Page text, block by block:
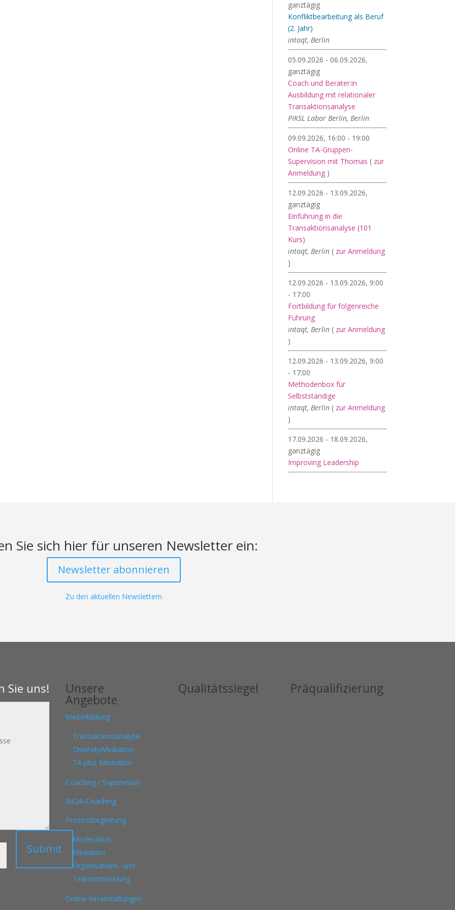
ganztägig
Konfliktbearbeitung als Beruf
(2. Jahr)
intaqt, Berlin
05.09.2026 - 06.09.2026,
ganztägig
Coach und Berater:in
Ausbildung mit relationaler
Transaktionsanalyse
PIKSL Labor Berlin, Berlin
09.09.2026, 16:00 - 19:00
Online TA-Gruppen-
Supervision mit Thomas ( zur
Anmeldung )
12.09.2026 - 13.09.2026,
ganztägig
Einführung in die
Transaktionsanalyse (101
Kurs)
intaqt, Berlin ( zur Anmeldung
)
12.09.2026 - 13.09.2026, 9:00
- 17:00
Fortbildung für folgenreiche
Führung
intaqt, Berlin ( zur Anmeldung
)
12.09.2026 - 13.09.2026, 9:00
- 17:00
Methodenbox für
Selbstständige
intaqt, Berlin ( zur Anmeldung
)
17.09.2026 - 18.09.2026,
ganztägig
Improving Leadership
Sie sich hier für unseren Newsletter ein:
Newsletter abonnieren
Zu den aktuellen Newslettern
Sie uns!
Submit
Unsere
Angebote
Weiterbildung
Transaktionsanalyse
DiversityMediation
TA plus Mediation
Coaching / Supervision
INQA-Coaching
Prozessbegleitung
Moderation
Mediation
Organisations- und
Teamentwicklung
Online-Veranstaltungen
Qualitätssiegel Präqualifizierung